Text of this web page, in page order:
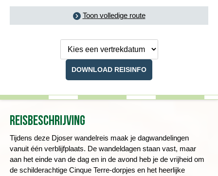
Toon volledige route
DOWNLOAD REISINFO
Reisbeschrijving
Tijdens deze Djoser wandelreis maak je dagwandelingen
vanuit één verblijfplaats. De wandeldagen staan vast, maar
aan het einde van de dag en in de avond heb je de vrijheid om
de schilderachtige Cinque Terre-dorpjes en het heerlijke